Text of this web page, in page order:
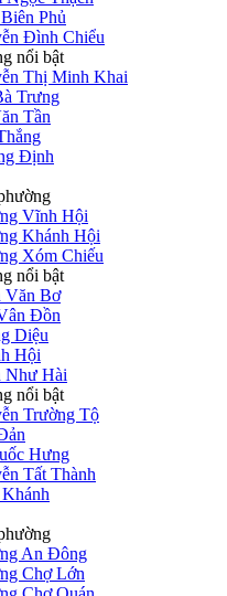
Phủ
Đình Chiểu
nổi bật
Thị Minh Khai
Trưng
Tần
Định
Vĩnh Hội
Khánh Hội
Xóm Chiếu
nổi bật
Văn Bơ
Đồn
Diệu
Hội
Như Hài
nổi bật
Trường Tộ
Hưng
Tất Thành
An Đông
Chợ Lớn